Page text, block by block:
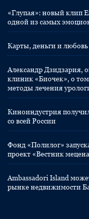
«Глупая»: новый клип
одной из самых
Карты, деньги и
Александр Дзидзария,
клиник «Биочек», о
методы лечения
Киноиндустрия
со всей России
Фонд «Полилог»
проект «Вестник
Ambassadori Island
рынке недвижимости